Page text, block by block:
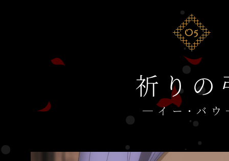
祈りの
―イー・バ